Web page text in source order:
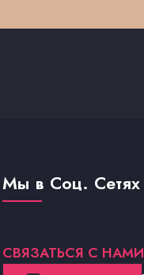
Мы в Соц. Сетях
СВЯЗАТЬСЯ С НАМИ